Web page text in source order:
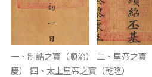
一、制誥之寶（順治） 二、皇帝之寶
慶） 四、太上皇帝之寶（乾隆）